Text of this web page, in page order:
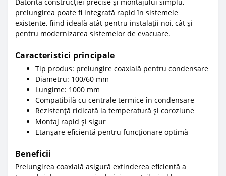
prelungirea poate fi integrată rapid în sistemele
existente, fiind ideală atât pentru instalații noi, cât și
pentru modernizarea sistemelor de evacuare.
Caracteristici principale
Tip produs: prelungire coaxială pentru condensare
Diametru: 100/60 mm
Lungime: 1000 mm
Compatibilă cu centrale termice în condensare
Rezistență ridicată la temperatură și coroziune
Montaj rapid și sigur
Etanșare eficientă pentru funcționare optimă
Beneficii
Prelungirea coaxială asigură extinderea eficientă a